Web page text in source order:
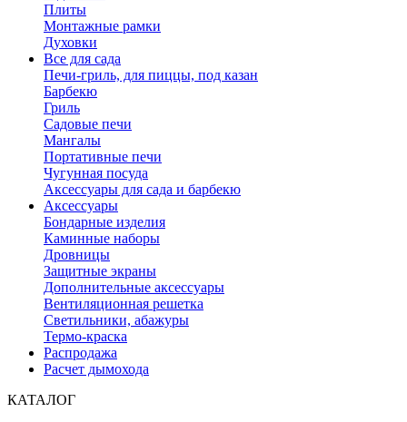
Плиты
Монтажные рамки
Духовки
Все для сада
Печи-гриль, для пиццы, под казан
Барбекю
Гриль
Садовые печи
Мангалы
Портативные печи
Чугунная посуда
Аксессуары для сада и барбекю
Аксессуары
Бондарные изделия
Каминные наборы
Дровницы
Защитные экраны
Дополнительные аксессуары
Вентиляционная решетка
Светильники, абажуры
Термо-краска
Распродажа
Расчет дымохода
КАТАЛОГ